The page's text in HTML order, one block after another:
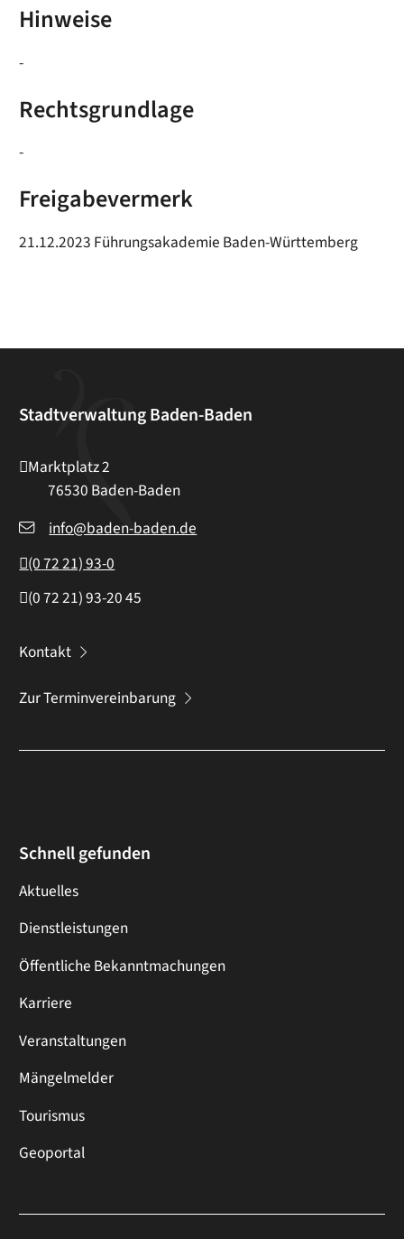
Hinweise
-
Rechtsgrundlage
-
Freigabevermerk
21.12.2023 Führungsakademie Baden-Württemberg
Stadtverwaltung Baden-Baden
Marktplatz 2
76530 Baden-Baden
info@baden-baden.de
(07221) 93-0
(07221) 93-2045
Kontakt
Zur Terminvereinbarung
Schnell gefunden
Aktuelles
Dienstleistungen
Öffentliche Bekanntmachungen
Karriere
Veranstaltungen
Mängelmelder
Tourismus
Geoportal